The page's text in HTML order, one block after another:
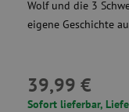
Wolf und die 3
eigene Geschichte
39,99 €
Sofort lieferbar,